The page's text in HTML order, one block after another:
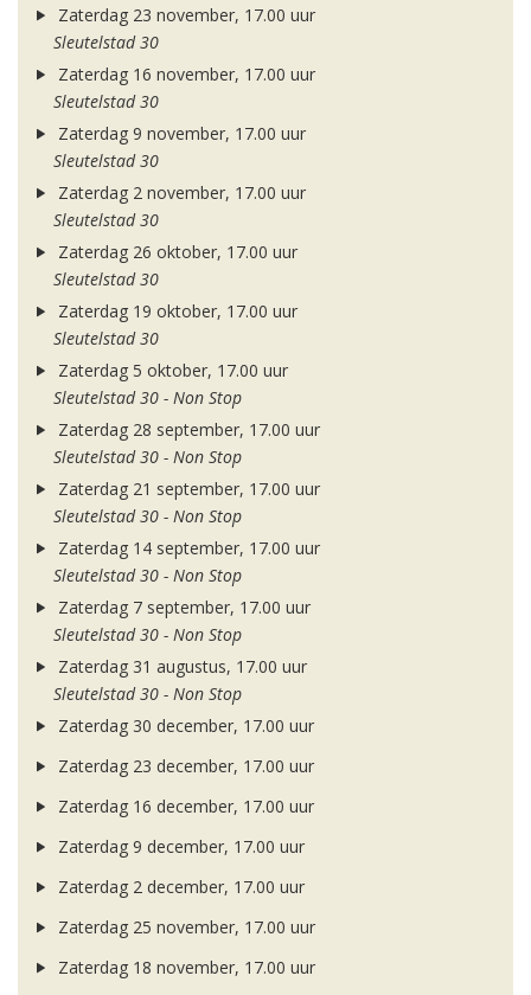
Zaterdag 23 november, 17.00 uur
Sleutelstad 30
Zaterdag 16 november, 17.00 uur
Sleutelstad 30
Zaterdag 9 november, 17.00 uur
Sleutelstad 30
Zaterdag 2 november, 17.00 uur
Sleutelstad 30
Zaterdag 26 oktober, 17.00 uur
Sleutelstad 30
Zaterdag 19 oktober, 17.00 uur
Sleutelstad 30
Zaterdag 5 oktober, 17.00 uur
Sleutelstad 30 - Non Stop
Zaterdag 28 september, 17.00 uur
Sleutelstad 30 - Non Stop
Zaterdag 21 september, 17.00 uur
Sleutelstad 30 - Non Stop
Zaterdag 14 september, 17.00 uur
Sleutelstad 30 - Non Stop
Zaterdag 7 september, 17.00 uur
Sleutelstad 30 - Non Stop
Zaterdag 31 augustus, 17.00 uur
Sleutelstad 30 - Non Stop
Zaterdag 30 december, 17.00 uur
Zaterdag 23 december, 17.00 uur
Zaterdag 16 december, 17.00 uur
Zaterdag 9 december, 17.00 uur
Zaterdag 2 december, 17.00 uur
Zaterdag 25 november, 17.00 uur
Zaterdag 18 november, 17.00 uur